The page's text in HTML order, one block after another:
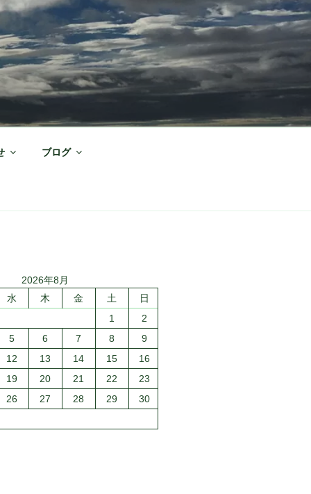
ブログ
2026年8月
水
木 金 土
日
1
2
5
6 7 8
9
12
13 14 15
16
19
20 21 22
23
26
27 28 29 30